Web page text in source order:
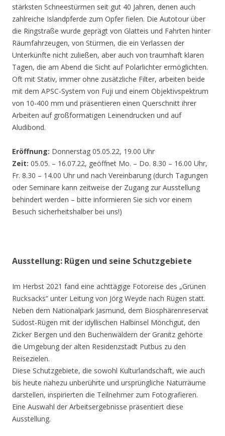
stärksten Schneestürmen seit gut 40 Jahren, denen auch
zahlreiche Islandpferde zum Opfer fielen. Die Autotour über
die Ringstraße wurde geprägt von Glatteis und Fahrten hinter
Räumfahrzeugen, von Stürmen, die ein Verlassen der
Unterkünfte nicht zuließen, aber auch von traumhaft klaren
Tagen, die am Abend die Sicht auf Polarlichter ermöglichten.
Oft mit Stativ, immer ohne zusätzliche Filter, arbeiten beide
mit dem APSC-System von Fuji und einem Objektivspektrum
von 10-400 mm und präsentieren einen Querschnitt ihrer
Arbeiten auf großformatigen Leinendrucken und auf
Aludibond.
Eröffnung: Donnerstag 05.05.22, 19.00 Uhr
Zeit: 05.05. – 16.07.22, geöffnet Mo. – Do. 8.30 – 16.00 Uhr,
Fr. 8.30 – 14.00 Uhr und nach Vereinbarung (durch Tagungen
oder Seminare kann zeitweise der Zugang zur Ausstellung
behindert werden – bitte informieren Sie sich vor einem
Besuch sicherheitshalber bei uns!)
Ausstellung: Rügen und seine Schutzgebiete
Im Herbst 2021 fand eine achttägige Fotoreise des „Grünen
Rucksacks“ unter Leitung von Jörg Weyde nach Rügen statt.
Neben dem Nationalpark Jasmund, dem Biosphärenreservat
Südost-Rügen mit der idyllischen Halbinsel Mönchgut, den
Zicker Bergen und den Buchenwäldern der Granitz gehörte
die Umgebung der alten Residenzstadt Putbus zu den
Reisezielen.
Diese Schutzgebiete, die sowohl Kulturlandschaft, wie auch
bis heute nahezu unberührte und ursprüngliche Naturräume
darstellen, inspirierten die Teilnehmer zum Fotografieren.
Eine Auswahl der Arbeitsergebnisse präsentiert diese
Ausstellung.